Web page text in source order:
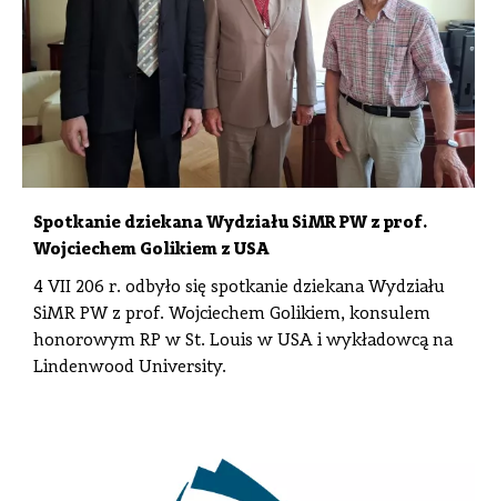
Spotkanie dziekana Wydziału SiMR PW z prof.
Wojciechem Golikiem z USA
4 VII 206 r. odbyło się spotkanie dziekana Wydziału
SiMR PW z prof. Wojciechem Golikiem, konsulem
honorowym RP w St. Louis w USA i wykładowcą na
Lindenwood University.